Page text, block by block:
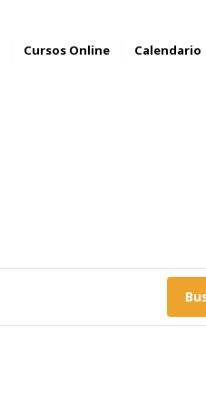
Cursos Online Calendario